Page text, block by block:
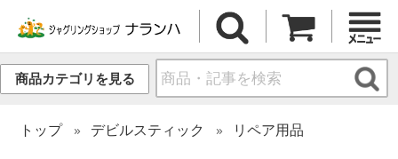
商品カテゴリを見る
トップ デビルスティック リペア用品